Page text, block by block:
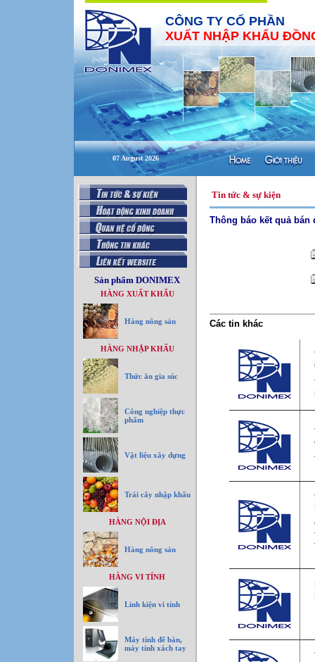
CÔNG TY CỔ PHẦN
XUẤT NHẬP KHẨU
07 August 2026
Sản phẩm DONIMEX
HÀNG XUẤT KHẨU
Hàng nông sản
HÀNG NHẬP KHẨU
Thức ăn gia súc
Công nghiệp thực
phẩm
Vật liệu xây dựng
Trái cây nhập khẩu
HÀNG NỘI ĐỊA
Hàng nông sản
HÀNG VI TÍNH
Linh kiện vi tính
Máy tính để bàn,
máy tính xách tay
Tin tức & sự kiện
Thông báo kết quả bán
Các tin khác